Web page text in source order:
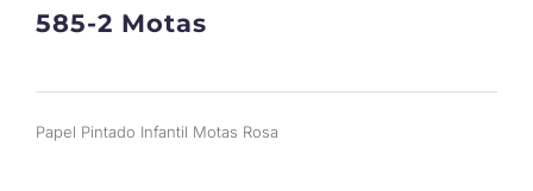
585-2 Motas
Papel Pintado Infantil Motas Rosa